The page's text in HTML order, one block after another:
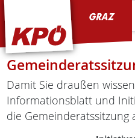
Damit Sie draußen
Informationsblatt und
die Gemeinderatssitzung